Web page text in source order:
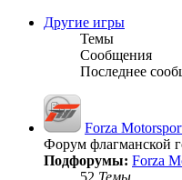
Другие игры
Темы
Сообщения
Последнее
Forza
Форум флагманской
Подфорумы: Forza
52 Темы